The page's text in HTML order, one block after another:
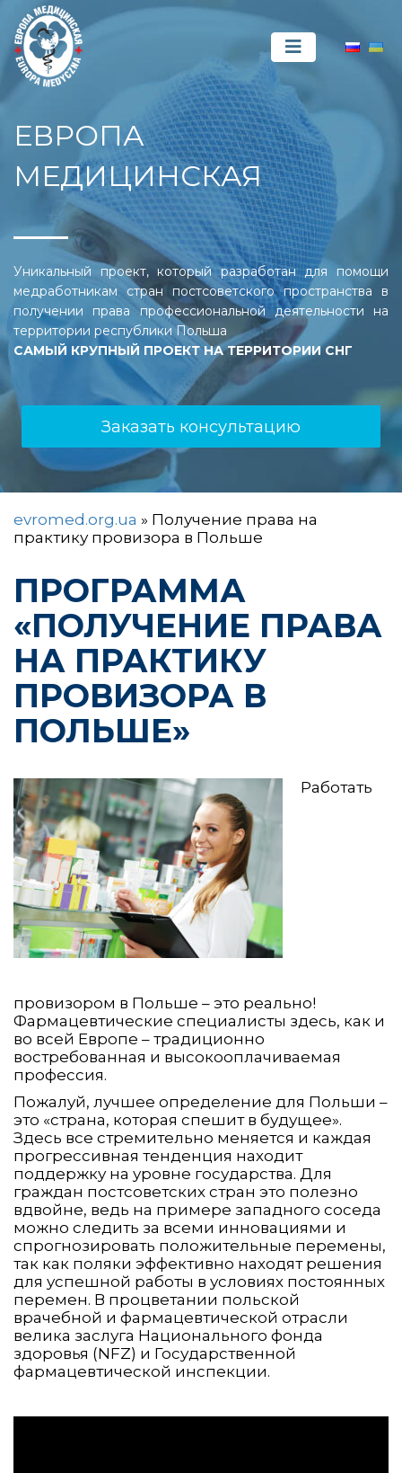
ЕВРОПА
МЕДИЦИНСКАЯ
Уникальный проект, который разработан для помощи
медработникам стран постсоветского пространства в
получении права профессиональной деятельности на
территории республики Польша
САМЫЙ КРУПНЫЙ ПРОЕКТ НА ТЕРРИТОРИИ СНГ
Заказать консультацию
evromed.org.ua » Получение права на
практику провизора в Польше
ПРОГРАММА
«ПОЛУЧЕНИЕ ПРАВА
НА ПРАКТИКУ
ПРОВИЗОРА В
ПОЛЬШЕ»
Работать
провизором в Польше – это реально!
Фармацевтические специалисты здесь, как и
во всей Европе – традиционно
востребованная и высокооплачиваемая
профессия.
Пожалуй, лучшее определение для Польши –
это «страна, которая спешит в будущее».
Здесь все стремительно меняется и каждая
прогрессивная тенденция находит
поддержку на уровне государства. Для
граждан постсоветских стран это полезно
вдвойне, ведь на примере западного соседа
можно следить за всеми инновациями и
спрогнозировать положительные перемены,
так как поляки эффективно находят решения
для успешной работы в условиях постоянных
перемен. В процветании польской
врачебной и фармацевтической отрасли
велика заслуга Национального фонда
здоровья (NFZ) и Государственной
фармацевтической инспекции.